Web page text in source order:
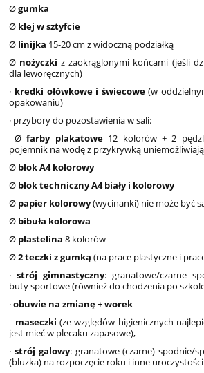
Øgumka
Ø klej w sztyfcie
Ø linijka 15-20 cm z widoczną podziałką
Ø nożyczki z zaokrąglonymi końcami (jeśli
dla leworęcznych)
· kredki ołówkowe i świecowe(w
opakowaniu)
· przybory do pozostawienia w sali:
Øfarby plakatowe12 kolorów + 2
pojemnik na wodę z przykrywką
Ø blok A4 kolorowy
Ø blok techniczny A4 biały i kolorowy
Ø papier kolorowy(wycinanki) nie może być
Ø bibuła kolorowa
Ø plastelina 8 kolorów
Ø2 teczki z gumką (na prace plastyczne i
·strój gimnastyczny: granatowe/czarne
buty sportowe (również do chodzenia po
·obuwie na zmianę + worek
- maseczki (ze względów higienicznych
jest mieć w plecaku zapasowe),
·strój galowy: granatowe (czarne) spodnie/
(bluzka) na rozpoczęcie roku i inne